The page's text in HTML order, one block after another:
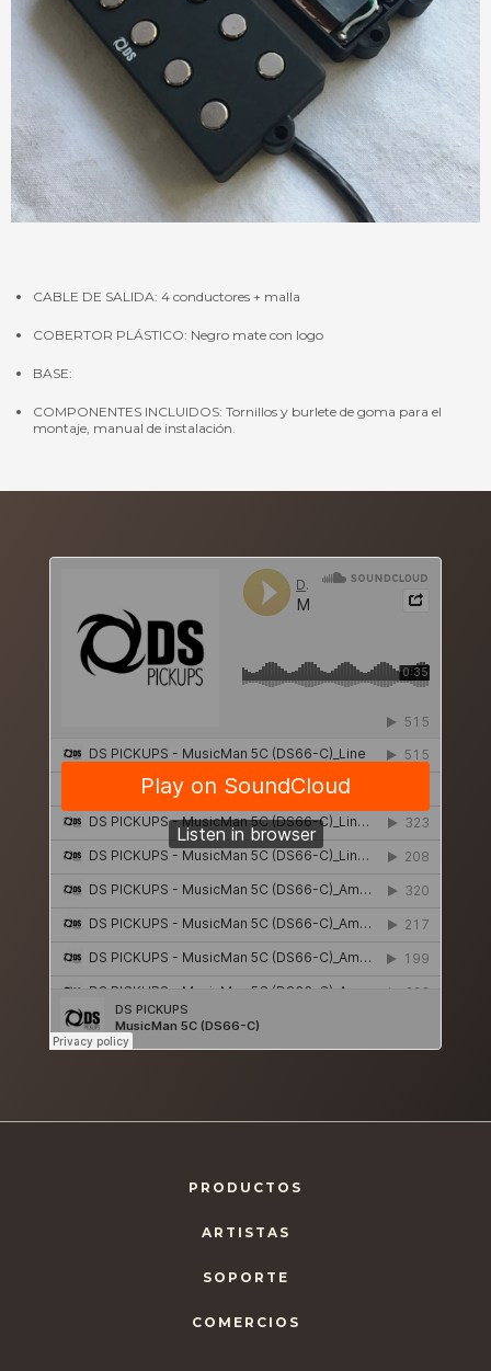
CABLE DE SALIDA: 4 conductores + malla
COBERTOR PLÁSTICO: Negro mate con logo
BASE:
COMPONENTES INCLUIDOS: Tornillos y burlete de goma para el
montaje, manual de instalación.
PRODUCTOS
ARTISTAS
SOPORTE
COMERCIOS